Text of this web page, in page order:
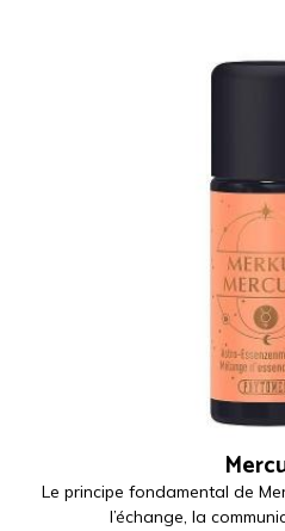
Le principe fondamental de
l’échange, la